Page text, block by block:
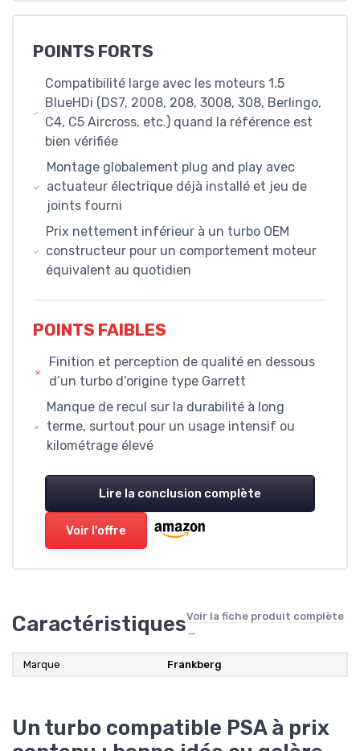
POINTS FORTS
Compatibilité large avec les moteurs 1.5
BlueHDi (DS7, 2008, 208, 3008, 308, Berlingo,
C4, C5 Aircross, etc.) quand la référence est
bien vérifiée
Montage globalement plug and play avec
actuateur électrique déjà installé et jeu de
joints fourni
Prix nettement inférieur à un turbo OEM
constructeur pour un comportement moteur
équivalent au quotidien
POINTS FAIBLES
Finition et perception de qualité en dessous
d’un turbo d’origine type Garrett
Manque de recul sur la durabilité à long
terme, surtout pour un usage intensif ou
kilométrage élevé
Lire la conclusion complète
Voir l'offre
CaractéristiquesVoir la fiche produit complète
→
Marque Frankberg
Un turbo compatible PSA à prix